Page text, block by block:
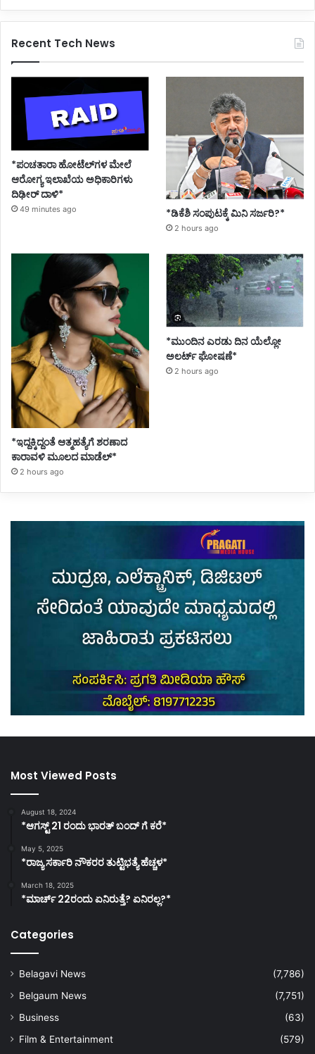
Recent Tech News
*ಪಂಚತಾರಾ ಹೋಟೆಲ್‌ಗಳ ಮೇಲೆ
ಆರೋಗ್ಯ ಇಲಾಖೆಯ ಅಧಿಕಾರಿಗಳು
ದಿಢೀರ್ ದಾಳಿ*
49 minutes ago *ಡಿಕೆಶಿ ಸಂಪುಟಕ್ಕೆ ಮಿನಿ ಸರ್ಜರಿ?*
2 hours ago
*ಇದ್ದಕ್ಕಿದ್ದಂತೆ ಆತ್ಮಹತ್ಯೆಗೆ ಶರಣಾದ
ಕಾರಾವಳಿ ಮೂಲದ ಮಾಡೆಲ್*
2 hours ago
*ಮುಂದಿನ ಎರಡು ದಿನ ಯೆಲ್ಲೋ
ಅಲರ್ಟ್ ಘೋಷಣೆ*
2 hours ago
Most Viewed Posts
August 18, 2024
*ಆಗಸ್ಟ್ 21 ರಂದು ಭಾರತ್‌ ಬಂದ್‌ ಗೆ ಕರೆ*
May 5, 2025
*ರಾಜ್ಯ ಸರ್ಕಾರಿ ನೌಕರರ ತುಟ್ಟಿಭತ್ಯೆ ಹೆಚ್ಚಳ*
March 18, 2025
*ಮಾರ್ಚ್ 22ರಂದು ಏನಿರುತ್ತೆ? ಏನಿರಲ್ಲ?*
Categories
Belagavi News
(7,786)
Belgaum News
(7,751)
Business
(63)
Film & Entertainment
(579)